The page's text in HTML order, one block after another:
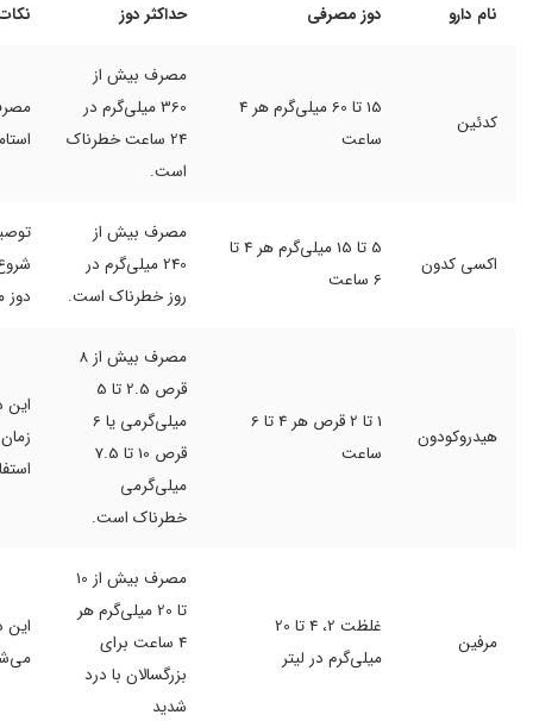
نام دارو دوز مصرفی حداکثر دوز
کدئین
15 تا 60 میلی‌گرم هر 4
ساعت
مصرف بیش از
360 میلی‌گرم در
24 ساعت خطرناک
است.
اکسی کدون
5 تا 15 میلی‌گرم هر 4 تا
6 ساعت
مصرف بیش از
240 میلی‌گرم در
روز خطرناک است.
دوز
هیدروکودون
1 تا 2 قرص هر 4 تا 6
ساعت
مصرف بیش از 8
قرص 2.5 تا 5
میلی‌گرمی یا 6
قرص 10 تا 7.5
میلی‌گرمی
خطرناک است.
این
مرفین
غلظت 2، 4 تا 20
میلی‌گرم در لیتر
مصرف بیش از 10
تا 20 میلی‌گرم هر
4 ساعت برای
بزرگسالان با درد
شدید